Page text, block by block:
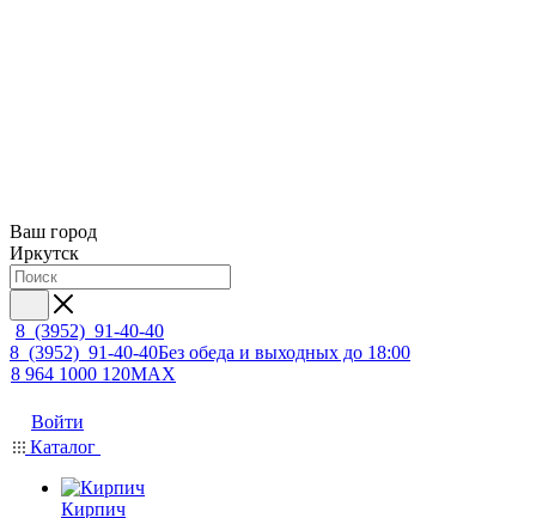
Ваш город
Иркутск
8 (3952) 91-40-40
8 (3952) 91-40-40Без обеда и выходных до 18:00
8 964 1000 120MAX
Войти
Каталог
Кирпич